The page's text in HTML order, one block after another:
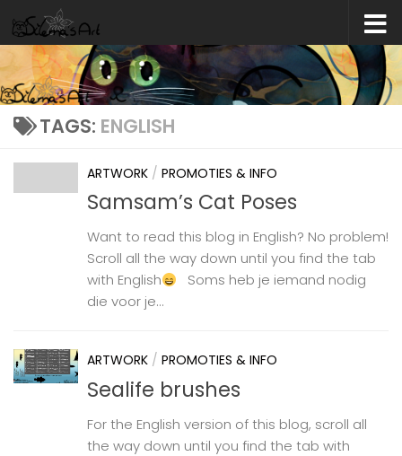
Skip to content
TAGS: ENGLISH
ARTWORK / PROMOTIES & INFO
Samsam’s Cat Poses
Want to read this blog in English? No problem!
Scroll all the way down until you find the tab
with English
Soms heb je iemand nodig
die voor je...
ARTWORK / PROMOTIES & INFO
Sealife brushes
For the English version of this blog, scroll all
the way down until you find the tab with